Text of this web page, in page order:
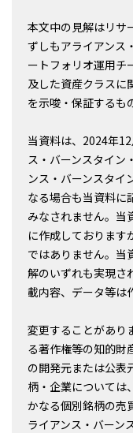
本文中の見解はリサ
ずしもアライアンス
ートフォリオ運用チ
及した資産クラスに
を示唆・保証するも
当資料は、2024年
ス・バーンスタイン
ンス・バーンスタイ
なる場合も当資料に
みなされません。当
に作成しております
ではありません。当
解のいずれも実現さ
載内容、データ等は
変更することがあり
る著作権等の知的財
の開発元または公表
柄・企業については
かなる個別銘柄の売
ライアンス・バーン